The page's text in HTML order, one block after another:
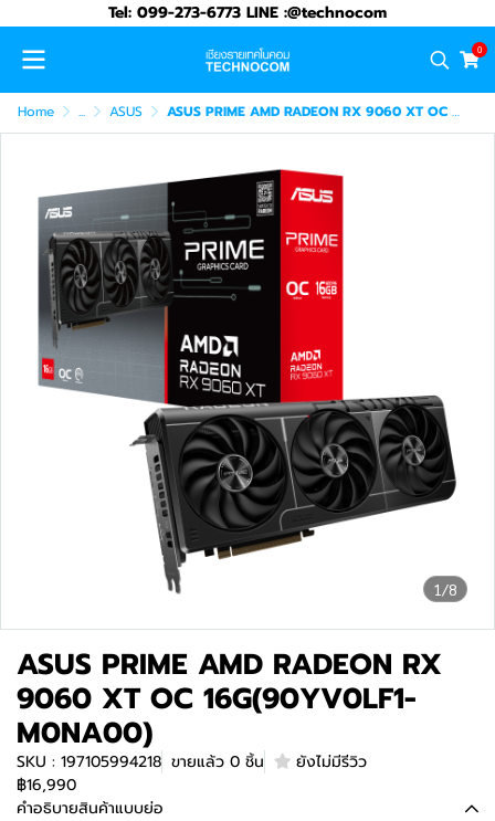
Tel: 099-273-6773 LINE :@technocom
0
Home ... ASUS ASUS PRIME AMD RADEON RX 9060 XT OC 16G(90YV0LF1-M0NA00)
1/8
ASUS PRIME AMD RADEON RX
9060 XT OC 16G(90YV0LF1-
M0NA00)
SKU : 197105994218 ขายแล้ว 0 ชิ้น
ยังไม่มีรีวิว
฿16,990
คำอธิบายสินค้าแบบย่อ